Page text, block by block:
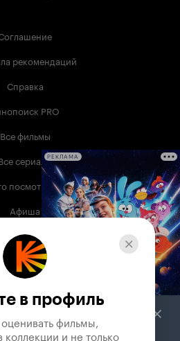
рекомендаций
Справка
PRO
Все фильмы
сериалы
посмотреть
Афиша
Музыка
поддержки
РЕКЛАМА
в профиль
фильмы,
коллекции и не только